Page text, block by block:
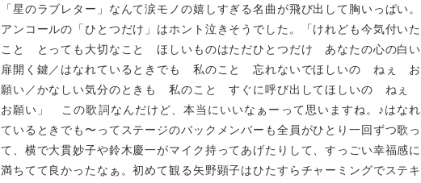
「星のラブレター」なんて涙モノの嬉しすぎる名曲が飛び出して胸いっぱい。
アンコールの「ひとつだけ」はホント泣きそうでした。「けれども今気付いた
こと とっても大切なこと ほしいものはただひとつだけ あなたの心の白い
扉開く鍵／はなれているときでも 私のこと 忘れないでほしいの ねぇ お
願い／かなしい気分のときも 私のこと すぐに呼び出してほしいの ねぇ
お願い」 この歌詞なんだけど、本当にいいなぁーって思いますね。♪はなれ
ているときでも〜ってステージのバックメンバーも全員がひとり一回ずつ歌っ
て、横で大貫妙子や鈴木慶一がマイク持ってあげたりして、すっごい幸福感に
満ちてて良かったなぁ。初めて観る矢野顕子はひたすらチャーミングでステキ